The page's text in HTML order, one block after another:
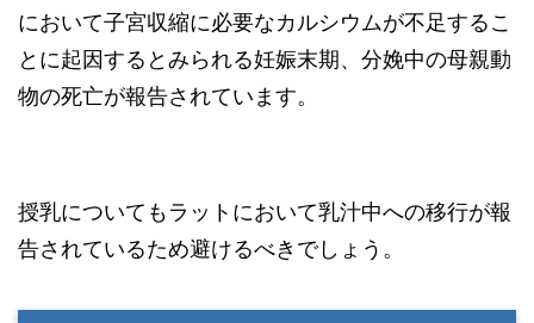
において子宮収縮に必要なカルシウムが不足するこ
とに起因するとみられる妊娠末期、分娩中の母親動
物の死亡が報告されています。
授乳についてもラットにおいて乳汁中への移行が報
告されているため避けるべきでしょう。